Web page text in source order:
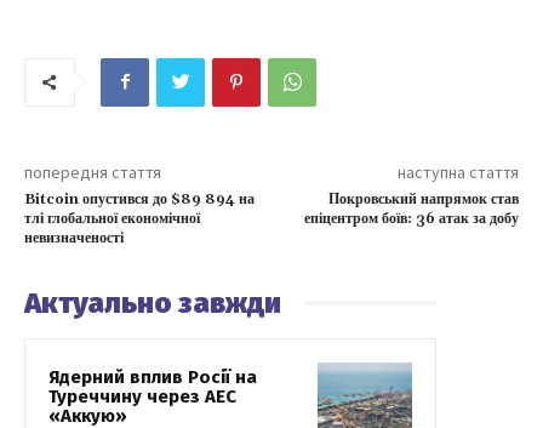
попередня стаття
Bitcoin опустився до $89 894 на
тлі глобальної економічної
невизначеності
наступна стаття
Покровський напрямок став
епіцентром боїв: 36 атак за добу
Актуально завжди
Ядерний вплив Росії на
Туреччину через АЕС
«Аккую»